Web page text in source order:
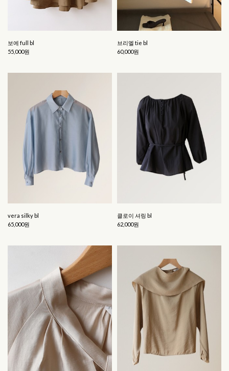
보에 full bl
55,000원
브리엘 tie bl
60,000원
vera silky bl
65,000원
클로이 셔링 bl
62,000원